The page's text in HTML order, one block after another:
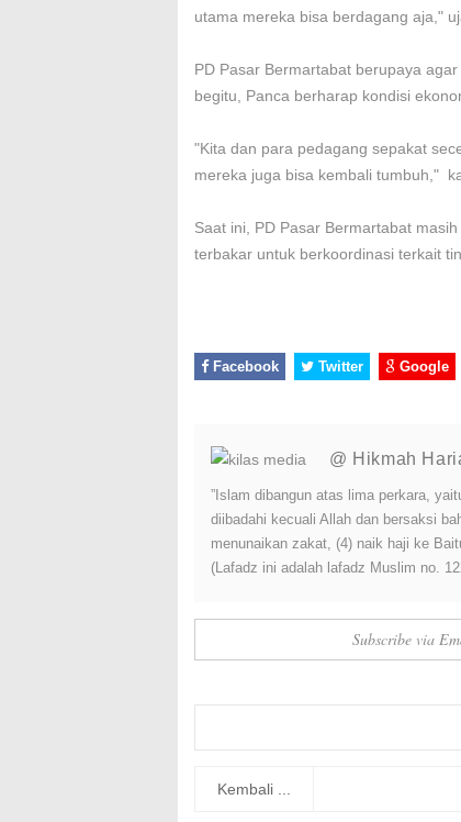
utama mereka bisa berdagang aja,"
PD Pasar Bermartabat berupaya
begitu, Panca berharap kondisi
"Kita dan para pedagang sepakat
mereka juga bisa kembali tumbuh,"
Saat ini, PD Pasar Bermartabat
terbakar untuk berkoordinasi terkait
Facebook Twitter Google
@ Hikmah
”Islam dibangun atas lima perkara,
diibadahi kecuali Allah dan bersaksi
menunaikan zakat, (4) naik haji ke
(Lafadz ini adalah lafadz Muslim no.
Subscribe via
Kembali ...